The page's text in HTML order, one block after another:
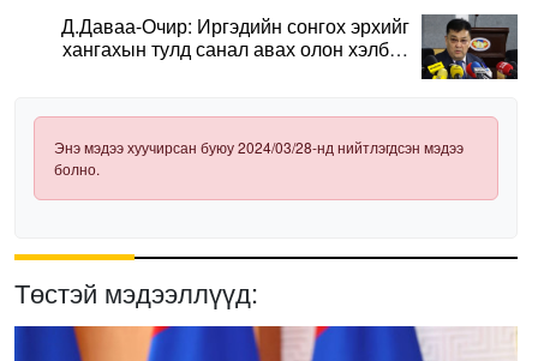
Д.Даваа-Очир: Иргэдийн сонгох эрхийг
хангахын тулд санал авах олон хэлбэр
Энэ мэдээ хуучирсан буюу 2024/03/28-нд нийтлэгдсэн мэдээ
болно.
Төстэй мэдээллүүд: